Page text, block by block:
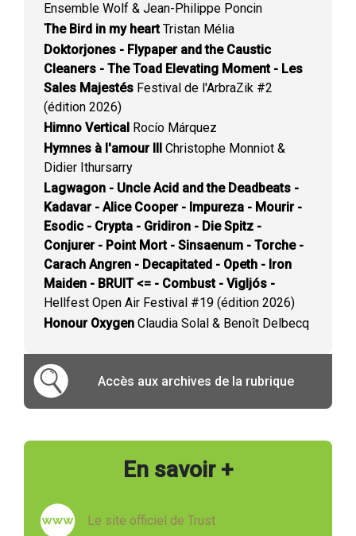
Ensemble Wolf & Jean-Philippe Poncin
The Bird in my heartTristan Mélia
Doktorjones - Flypaper and the Caustic
Cleaners - The Toad Elevating Moment - Les
Sales Majestés Festival de l'ArbraZik #2
(édition 2026)
Himno Vertical Rocío Márquez
Hymnes à l'amour III Christophe Monniot &
Didier Ithursarry
Lagwagon - Uncle Acid and the Deadbeats -
Kadavar - Alice Cooper - Impureza - Mourir -
Esodic - Crypta - Gridiron - Die Spitz -
Conjurer - Point Mort - Sinsaenum - Torche -
Carach Angren - Decapitated - Opeth - Iron
Maiden - BRUIT <= - Combust - Vigljós -
Hellfest Open Air Festival #19 (édition 2026)
Honour Oxygen Claudia Solal & Benoît Delbecq
Accès aux archives de la rubrique
En savoir +
Le site officiel de Trust